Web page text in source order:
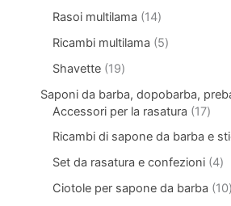
Rasoi multilama
14
Ricambi multilama
5
Shavette 19
Saponi da barba, dopobarba,
Accessori per la rasatura
17
Ricambi di sapone da barba e
Set da rasatura e confezioni 4
Ciotole per sapone da barba
10